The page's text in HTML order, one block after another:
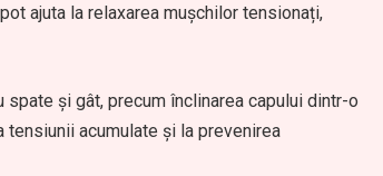
ajuta la relaxarea mușchilor tensionați,
și gât, precum înclinarea capului dintr-o
acumulate și la prevenirea